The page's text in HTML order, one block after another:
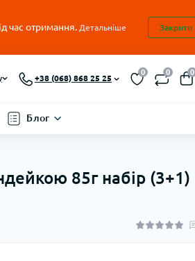
час отримання. Детальніше Закрити
+38 (068) 868 25 25
0 0 0
Блог
85г набір (3+1)